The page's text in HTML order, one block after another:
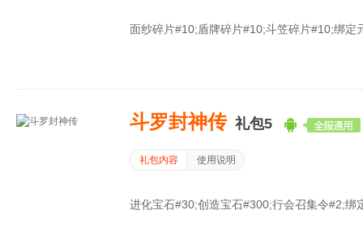
面纱碎片#10;盾牌碎片#10;斗笠碎片#10;绑定
斗罗封神传 礼包5
礼包内容 使用说明
进化宝石#30;创造宝石#300;行会召集令#2;绑